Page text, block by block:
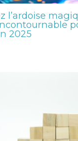
l’ardoise
2025